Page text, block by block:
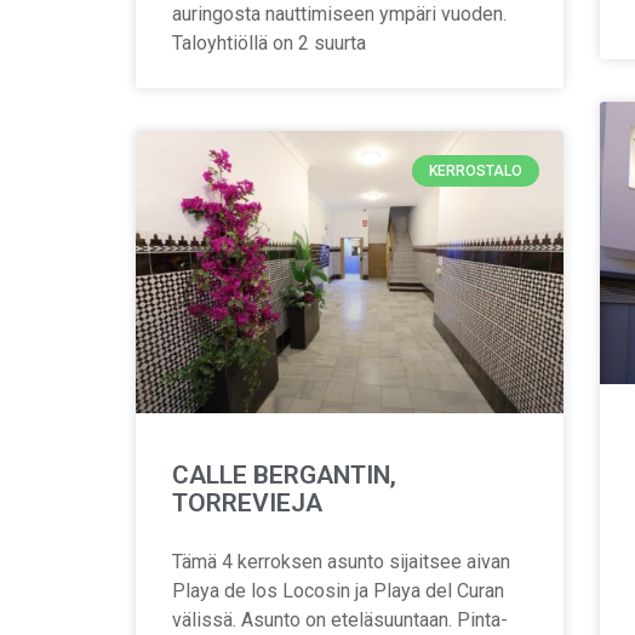
auringosta nauttimiseen ympäri vuoden.
Taloyhtiöllä on 2 suurta
KERROSTALO
CALLE BERGANTIN,
TORREVIEJA
Tämä 4 kerroksen asunto sijaitsee aivan
Playa de los Locosin ja Playa del Curan
välissä. Asunto on eteläsuuntaan. Pinta-